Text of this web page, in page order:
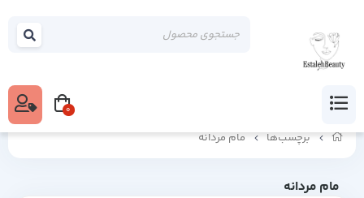
برچسب‌ها مام مردانه
مام مردانه
0